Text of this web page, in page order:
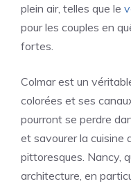
plein air, telles que le
pour les couples en
fortes.
Colmar est un
colorées et ses
pourront se perdre
et savourer la cuisine
pittoresques. Nancy,
architecture, en